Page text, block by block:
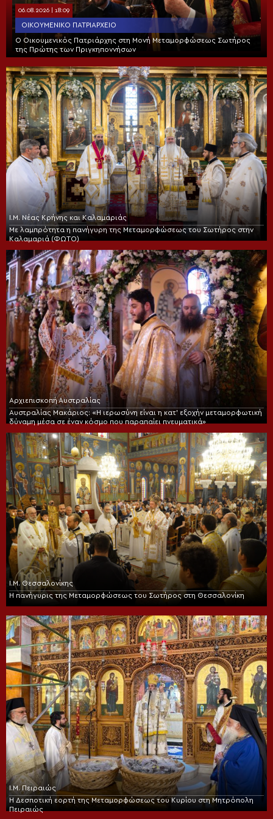
06.08.2026 | 18:09
ΟΙΚΟΥΜΕΝΙΚΌ ΠΑΤΡΙΑΡΧΕΊΟ
Ο Οικουμενικός Πατριάρχης στη Μονή Μεταμορφώσεως Σωτήρος
της Πρώτης των Πριγκηποννήσων
Ι.Μ. Νέας Κρήνης και Καλαμαριάς
Με λαμπρότητα η πανήγυρη της Μεταμορφώσεως του Σωτήρος στην
Καλαμαριά (ΦΩΤΟ)
Αρχιεπισκοπή Αυστραλίας
Αυστραλίας Μακάριος: «Η ιερωσύνη είναι η κατ’ εξοχήν μεταμορφωτική
δύναμη μέσα σε έναν κόσμο που παραπαίει πνευματικά»
Ι.Μ. Θεσσαλονίκης
Η πανήγυρις της Μεταμορφώσεως του Σωτήρος στη Θεσσαλονίκη
Ι.Μ. Πειραιώς
Η Δεσποτική εορτή της Μεταμορφώσεως του Κυρίου στη Μητρόπολη
Πειραιώς